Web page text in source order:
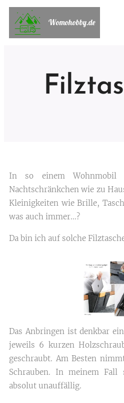
Womohobby.de
In so einem
Nachtschränkchen wie zu
Kleinigkeiten wie Brille,
was auch immer...?
Da bin ich auf solche
Das Anbringen ist denkbar
jeweils 6 kurzen
geschraubt. Am Besten
Schrauben. In meinem Fall
absolut unauffällig.